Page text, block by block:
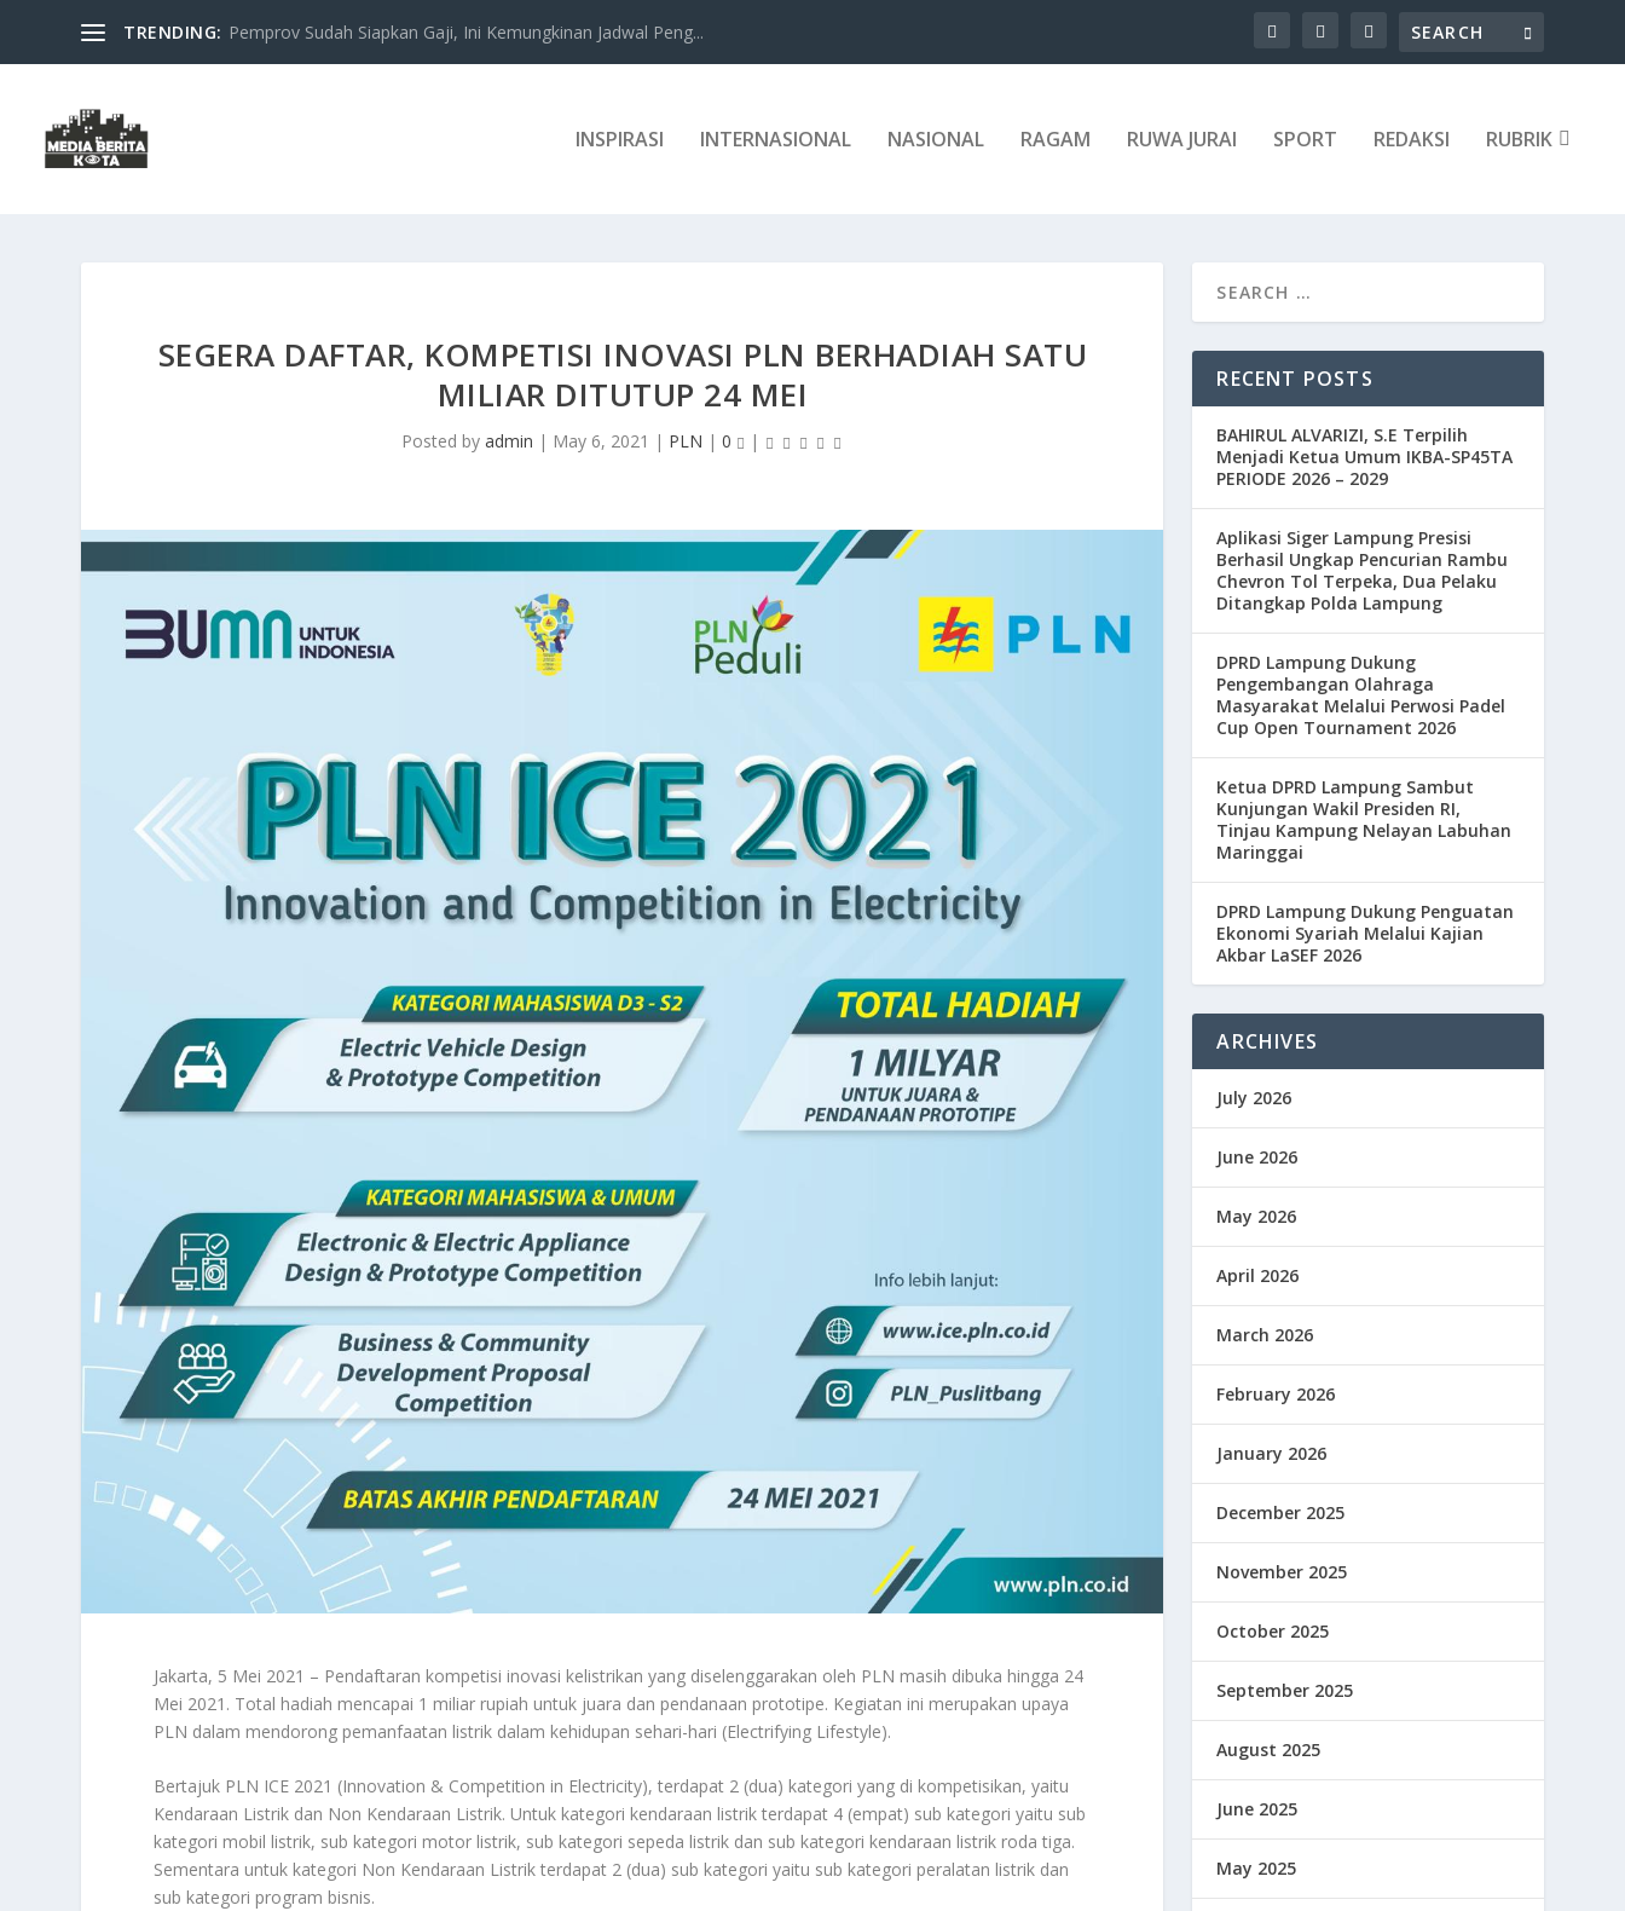
TRENDING: Pemprov Sudah Siapkan Gaji, Ini Kemungkinan Jadwal Peng...
INSPIRASI INTERNASIONAL NASIONAL RAGAM RUWA JURAI SPORT REDAKSI RUBRIK
SEGERA DAFTAR, KOMPETISI INOVASI PLN BERHADIAH SATU
MILIAR DITUTUP 24 MEI
Posted by admin | May 6, 2021 | PLN | 0 |
Jakarta, 5 Mei 2021 – Pendaftaran kompetisi inovasi kelistrikan yang diselenggarakan oleh PLN masih dibuka hingga 24
Mei 2021. Total hadiah mencapai 1 miliar rupiah untuk juara dan pendanaan prototipe. Kegiatan ini merupakan upaya
PLN dalam mendorong pemanfaatan listrik dalam kehidupan sehari-hari (Electrifying Lifestyle).
Bertajuk PLN ICE 2021 (Innovation & Competition in Electricity), terdapat 2 (dua) kategori yang di kompetisikan, yaitu
Kendaraan Listrik dan Non Kendaraan Listrik. Untuk kategori kendaraan listrik terdapat 4 (empat) sub kategori yaitu sub
kategori mobil listrik, sub kategori motor listrik, sub kategori sepeda listrik dan sub kategori kendaraan listrik roda tiga.
Sementara untuk kategori Non Kendaraan Listrik terdapat 2 (dua) sub kategori yaitu sub kategori peralatan listrik dan
sub kategori program bisnis.
RECENT POSTS
BAHIRUL ALVARIZI, S.E Terpilih
Menjadi Ketua Umum IKBA-SP45TA
PERIODE 2026 – 2029
Aplikasi Siger Lampung Presisi
Berhasil Ungkap Pencurian Rambu
Chevron Tol Terpeka, Dua Pelaku
Ditangkap Polda Lampung
DPRD Lampung Dukung
Pengembangan Olahraga
Masyarakat Melalui Perwosi Padel
Cup Open Tournament 2026
Ketua DPRD Lampung Sambut
Kunjungan Wakil Presiden RI,
Tinjau Kampung Nelayan Labuhan
Maringgai
DPRD Lampung Dukung Penguatan
Ekonomi Syariah Melalui Kajian
Akbar LaSEF 2026
ARCHIVES
July 2026
June 2026
May 2026
April 2026
March 2026
February 2026
January 2026
December 2025
November 2025
October 2025
September 2025
August 2025
June 2025
May 2025